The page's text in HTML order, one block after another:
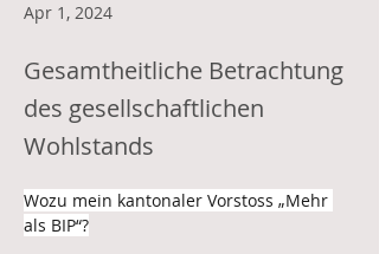
Apr 1, 2024
Gesamtheitliche Betrachtung
des gesellschaftlichen
Wohlstands
Wozu mein kantonaler Vorstoss „Mehr
als BIP“?